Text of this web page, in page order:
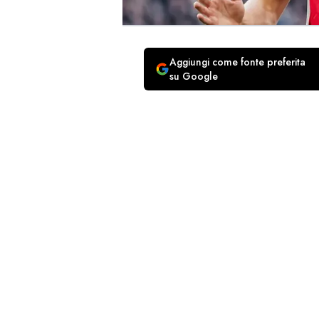
Aggiungi come fonte preferita
su Google